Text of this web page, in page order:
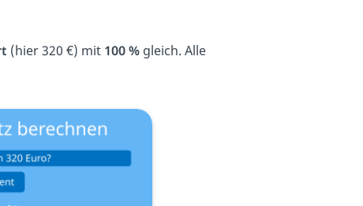
(hier 320 €) mit 100 % gleich. Alle